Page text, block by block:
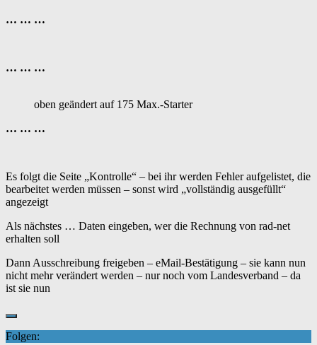
… … …
… … …
oben geändert auf 175 Max.-Starter
… … …
Es folgt die Seite „Kontrolle“ – bei ihr werden Fehler aufgelistet, die
bearbeitet werden müssen – sonst wird „vollständig ausgefüllt“
angezeigt
Als nächstes … Daten eingeben, wer die Rechnung von rad-net
erhalten soll
Dann Ausschreibung freigeben – eMail-Bestätigung – sie kann nun
nicht mehr verändert werden – nur noch vom Landesverband – da
ist sie nun
Folgen: